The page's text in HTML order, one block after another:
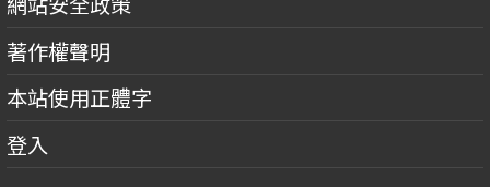
著作權聲明
本站使用正體字
登入